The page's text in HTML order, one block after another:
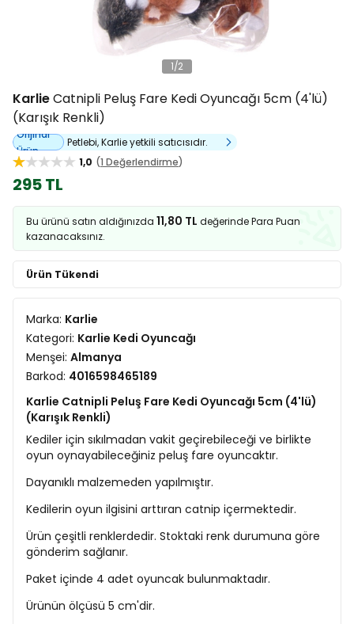
1/2
KarlieCatnipli Peluş Fare Kedi Oyuncağı 5cm (4'lü)
(Karışık Renkli)
Orijinal
Ürün
Petlebi, Karlie yetkili satıcısıdır.
1,0
1 Değerlendirme
295 TL
Bu ürünü satın aldığınızda 11,80 TL değerinde Para Puan
kazanacaksınız.
Ürün Tükendi
Marka: Karlie
Kategori: Karlie Kedi Oyuncağı
Menşei: Almanya
Barkod: 4016598465189
Karlie Catnipli Peluş Fare Kedi Oyuncağı 5cm (4'lü)
(Karışık Renkli)
Kediler için sıkılmadan vakit geçirebileceği ve birlikte
oyun oynayabileceğiniz peluş fare oyuncaktır.
Dayanıklı malzemeden yapılmıştır.
Kedilerin oyun ilgisini arttıran catnip içermektedir.
Ürün çeşitli renklerdedir. Stoktaki renk durumuna göre
gönderim sağlanır.
Paket içinde 4 adet oyuncak bulunmaktadır.
Ürünün ölçüsü 5 cm'dir.